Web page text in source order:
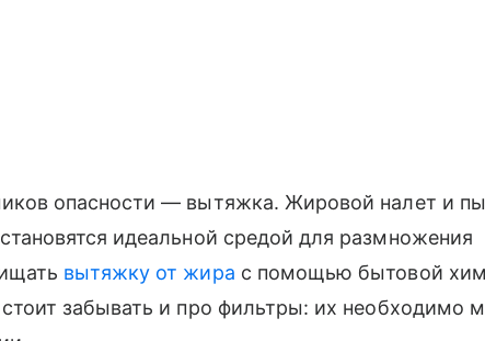
опасности — вытяжка. Жировой налет и
идеальной средой для размножения
вытяжку от жира с помощью бытовой
забывать и про фильтры: их необходимо